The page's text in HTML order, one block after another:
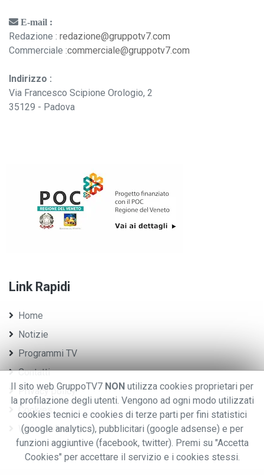
E-mail :
Redazione : redazione@gruppotv7.com
Commerciale :commerciale@gruppotv7.com
Indirizzo :
Via Francesco Scipione Orologio, 2
35129 - Padova
Link Rapidi
Home
Notizie
Programmi TV
Contatti
Privacy policy
Cookies
Whistleblowing
Il sito web GruppoTV7 NON utilizza cookies proprietari per
la profilazione degli utenti. Vengono ad ogni modo utilizzati
cookies tecnici e cookies di terze parti per fini statistici
(google analytics), pubblicitari (google adsense) e per
funzioni aggiuntive (facebook, twitter). Premi su "Accetta
Cookies" per accettare il servizio e i cookies stessi.